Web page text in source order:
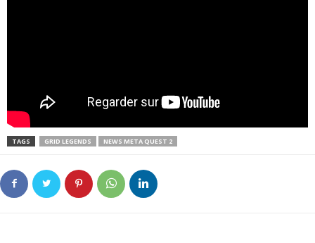
TAGS GRID LEGENDS NEWS META QUEST 2